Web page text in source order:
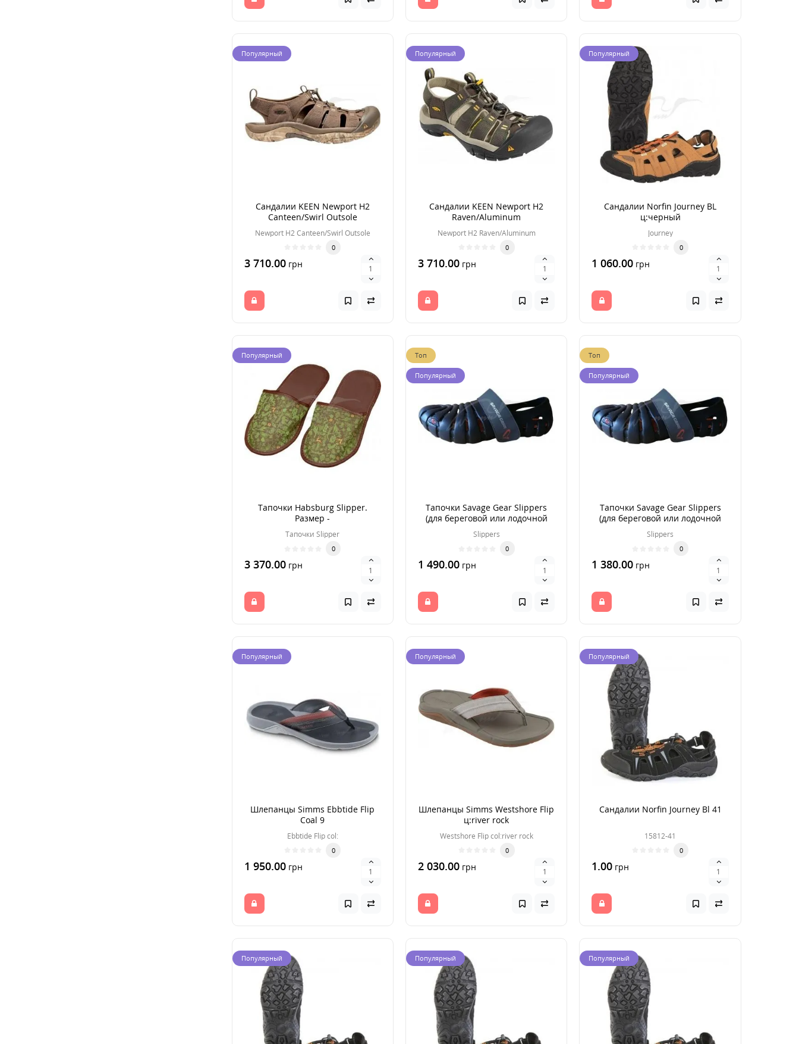
Популярный
Сандалии KEEN Newport H2
Canteen/Swirl Outsole
Newport H2 Canteen/Swirl Outsole
0
3 710.00грн
Популярный
Сандалии KEEN Newport H2
Raven/Aluminum
Newport H2 Raven/Aluminum
0
3 710.00грн
Популярный
Сандалии Norfin Journey BL
ц:черный
Journey
0
1 060.00 грн
Популярный
Тапочки Habsburg Slipper.
Размер -
Тапочки Slipper
0
3 370.00грн
Топ
Популярный
Тапочки Savage Gear Slippers
(для береговой или лодочной
рыбалки) р. 44
Slippers
0
1 490.00грн
Топ
Популярный
Тапочки Savage Gear Slippers
(для береговой или лодочной
рыбалки) р. 46
Slippers
0
1 380.00 грн
Популярный
Шлепанцы Simms Ebbtide Flip
Coal 9
Ebbtide Flip col:
0
1 950.00грн
Популярный
Шлепанцы Simms Westshore Flip
ц:river rock
Westshore Flip col:river rock
0
2 030.00грн
Популярный
Сандалии Norfin Journey Bl 41
15812-41
0
1.00 грн
Популярный Популярный Популярный